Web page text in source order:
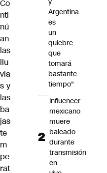
Co
nti
nú
an
las
llu
via
s y
las
ba
jas
te
m
pe
rat
Argentina
es
un
quiebre
que
tomará
bastante
tiempo"
Influencer
mexicano
muere
baleado
durante
transmisión
en